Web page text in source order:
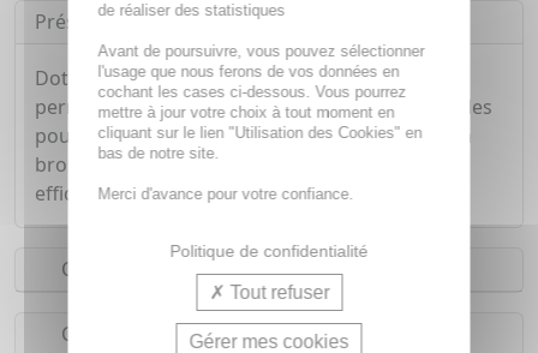
Présentation
Dotée d'un long manche, cette brosse de bain
permet d'atteindre les zones les plus inaccessibles
pour un nettoyage parfait du dos sans effort. La
brosse dos Ushuaïa permet de nettoyer
efficacement épaule, dos et cou.
Conseils d'utilisation
Composition
de réaliser des statistiques
Avant de poursuivre, vous pouvez sélectionner
l'usage que nous ferons de vos données en
cochant les cases ci-dessous. Vous pourrez
mettre à jour votre choix à tout moment en
cliquant sur le lien "Utilisation des Cookies" en
bas de notre site.
Merci d'avance pour votre confiance.
Politique de confidentialité
Tout refuser
Gérer mes cookies